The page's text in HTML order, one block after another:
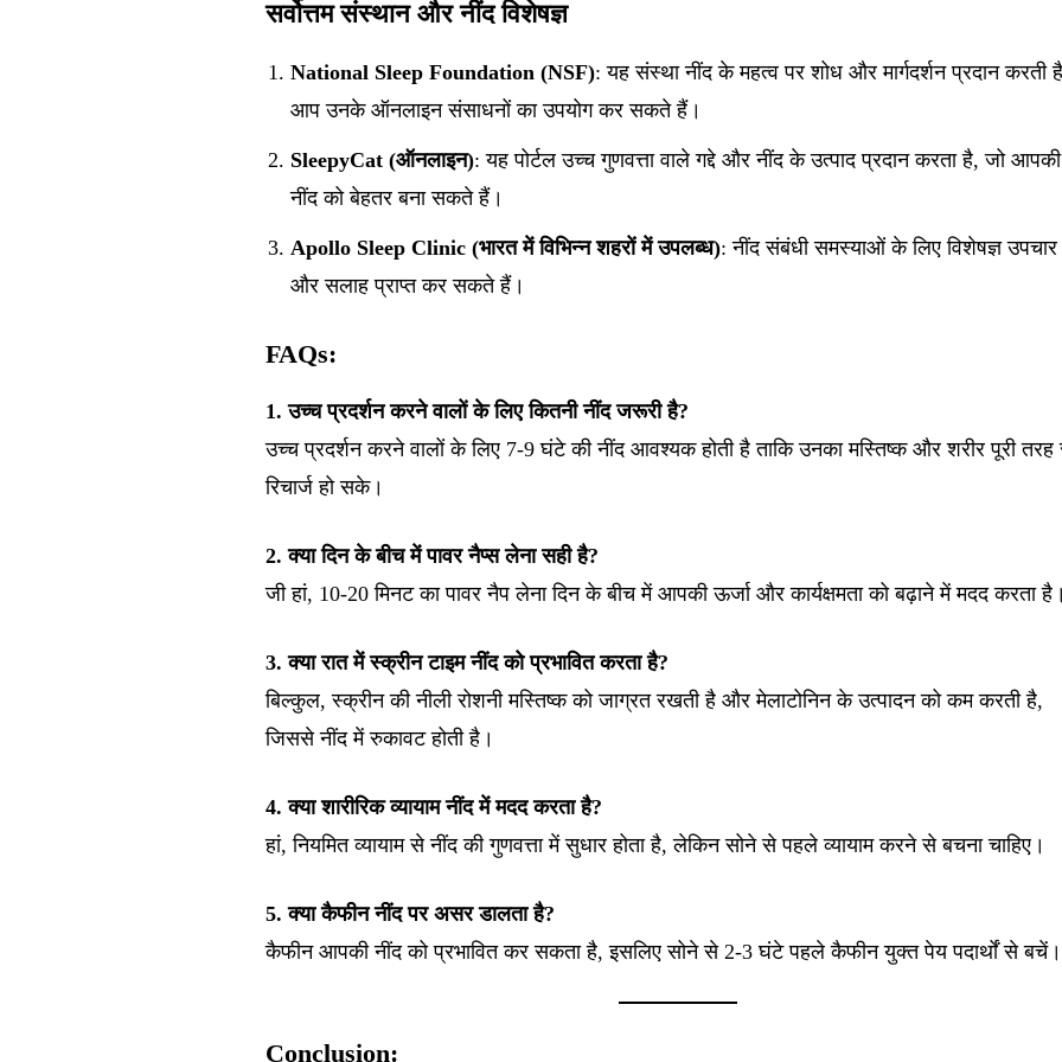
सर्वोत्तम संस्थान और नींद विशेषज्ञ
National Sleep Foundation (NSF): यह संस्था नींद के महत्व पर शोध और मार्गदर्शन प्रदान करती
आप उनके ऑनलाइन संसाधनों का उपयोग कर सकते हैं।
SleepyCat (ऑनलाइन): यह पोर्टल उच्च गुणवत्ता वाले गद्दे और नींद के उत्पाद प्रदान करता है, जो आपकी
नींद को बेहतर बना सकते हैं।
Apollo Sleep Clinic (भारत में विभिन्न शहरों में उपलब्ध): नींद संबंधी समस्याओं के लिए विशेषज्ञ उपचार
और सलाह प्राप्त कर सकते हैं।
FAQs:
1. उच्च प्रदर्शन करने वालों के लिए कितनी नींद जरूरी है?
उच्च प्रदर्शन करने वालों के लिए 7-9 घंटे की नींद आवश्यक होती है ताकि उनका मस्तिष्क और शरीर पूरी
रिचार्ज हो सके।
2. क्या दिन के बीच में पावर नैप्स लेना सही है?
जी हां, 10-20 मिनट का पावर नैप लेना दिन के बीच में आपकी ऊर्जा और कार्यक्षमता को बढ़ाने में मदद करता है।
3. क्या रात में स्क्रीन टाइम नींद को प्रभावित करता है?
बिल्कुल, स्क्रीन की नीली रोशनी मस्तिष्क को जाग्रत रखती है और मेलाटोनिन के उत्पादन को कम करती है,
जिससे नींद में रुकावट होती है।
4. क्या शारीरिक व्यायाम नींद में मदद करता है?
हां, नियमित व्यायाम से नींद की गुणवत्ता में सुधार होता है, लेकिन सोने से पहले व्यायाम करने से बचना चाहिए।
5. क्या कैफीन नींद पर असर डालता है?
कैफीन आपकी नींद को प्रभावित कर सकता है, इसलिए सोने से 2-3 घंटे पहले कैफीन युक्त पेय पदार्थों से बचें।
Conclusion: